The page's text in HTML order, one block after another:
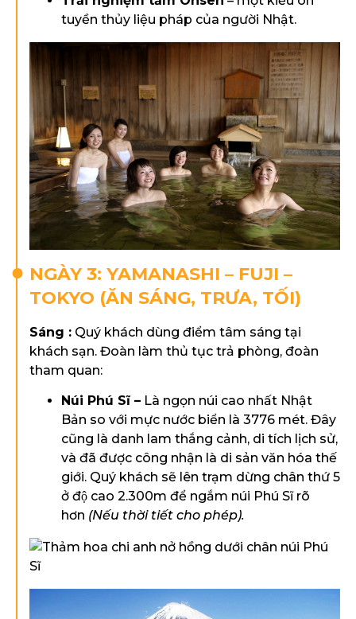
tuyền thủy liệu pháp của người Nhật.
NGÀY 3: YAMANASHI – FUJI –
TOKYO (ĂN SÁNG, TRƯA, TỐI)
Sáng : Quý khách dùng điểm tâm sáng tại
khách sạn. Đoàn làm thủ tục trả phòng, đoàn
tham quan:
Núi Phú Sĩ – Là ngọn núi cao nhất Nhật
Bản so với mực nước biển là 3776 mét. Đây
cũng là danh lam thắng cảnh, di tích lịch sử,
và đã được công nhận là di sản văn hóa thế
giới. Quý khách sẽ lên trạm dừng chân thứ 5
ở độ cao 2.300m để ngắm núi Phú Sĩ rõ
hơn (Nếu thời tiết cho phép).